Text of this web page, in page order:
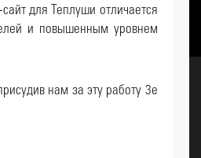
для Теплуши отличается
и повышенным уровнем
нам за эту работу 3е